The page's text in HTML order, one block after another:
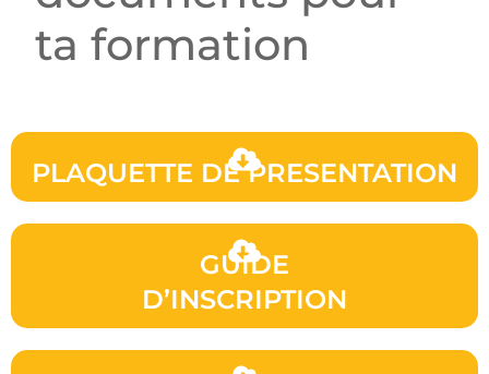
ta formation
PLAQUETTE DE PRESENTATION
GUIDE
D’INSCRIPTION